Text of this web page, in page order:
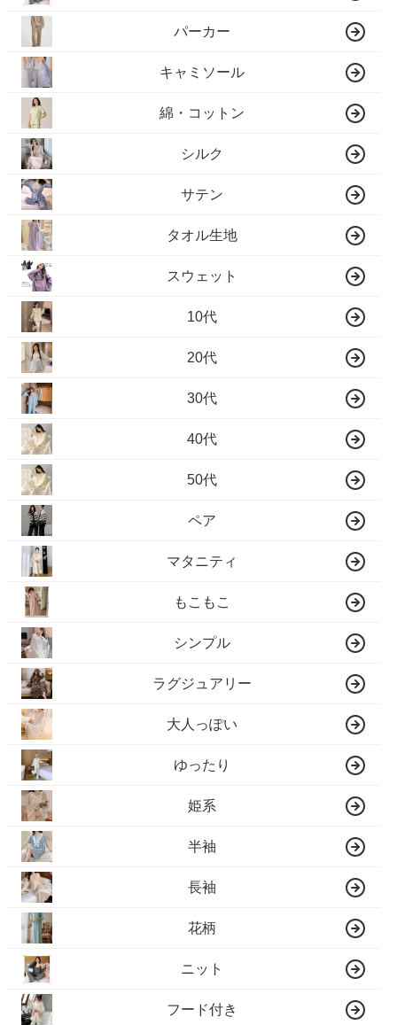
パーカー
キャミソール
綿・コットン
シルク
サテン
タオル生地
スウェット
10代
20代
30代
40代
50代
ペア
マタニティ
もこもこ
シンプル
ラグジュアリー
大人っぽい
ゆったり
姫系
半袖
長袖
花柄
ニット
フード付き